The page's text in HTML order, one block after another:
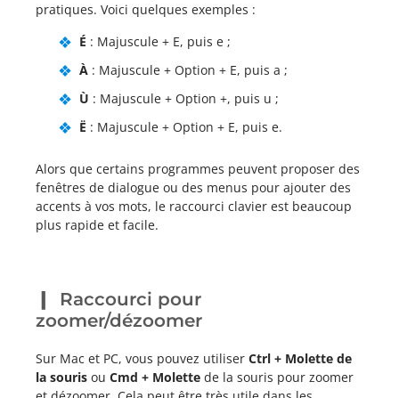
pratiques. Voici quelques exemples :
É : Majuscule + E, puis e ;
À : Majuscule + Option + E, puis a ;
Ù : Majuscule + Option +, puis u ;
Ë : Majuscule + Option + E, puis e.
Alors que certains programmes peuvent proposer des
fenêtres de dialogue ou des menus pour ajouter des
accents à vos mots, le raccourci clavier est beaucoup
plus rapide et facile.
Raccourci pour
zoomer/dézoomer
Sur Mac et PC, vous pouvez utiliser Ctrl + Molette de
la souris ou Cmd + Molette de la souris pour zoomer